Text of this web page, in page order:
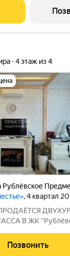
от многолюдных
центра столицы не
4 этаж из 4
Рублёвское
, 4 квартал
ПРОДАЁТСЯ
В ЖК
семейной
175,8кв.м: -
Позвонить